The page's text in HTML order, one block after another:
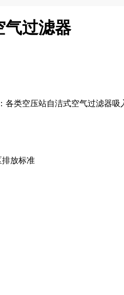
气过滤器
各类空压站自洁式空气过滤器
排放标准